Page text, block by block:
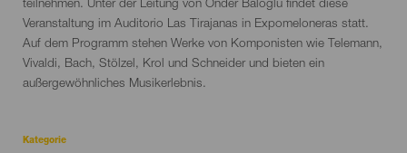
teilnehmen. Unter der Leitung von Önder Baloglu findet diese
Veranstaltung im Auditorio Las Tirajanas in Expomeloneras statt.
Auf dem Programm stehen Werke von Komponisten wie Telemann,
Vivaldi, Bach, Stölzel, Krol und Schneider und bieten ein
außergewöhnliches Musikerlebnis.
Kategorie